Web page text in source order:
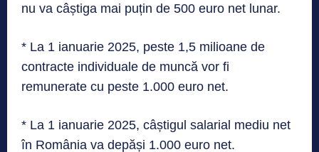
nu va câștiga mai puțin de 500 euro net lunar.
* La 1 ianuarie 2025, peste 1,5 milioane de
contracte individuale de muncă vor fi
remunerate cu peste 1.000 euro net.
* La 1 ianuarie 2025, câștigul salarial mediu net
în România va depăși 1.000 euro net.